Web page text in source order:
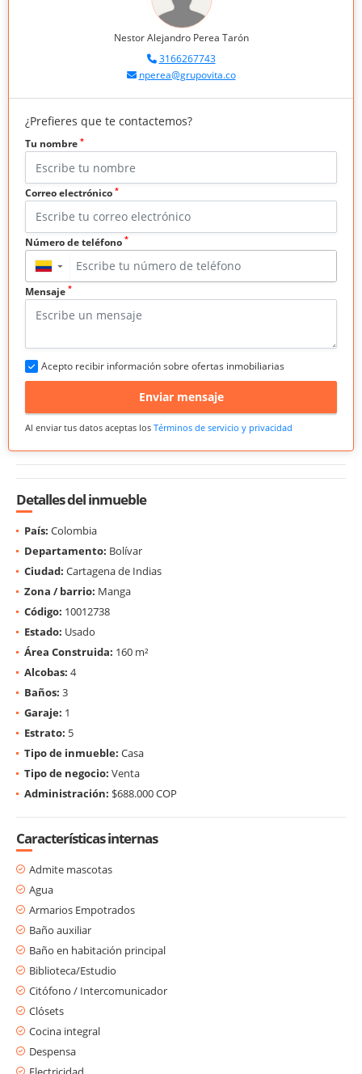
Nestor Alejandro Perea Tarón
3166267743
nperea@grupovita.co
¿Prefieres que te contactemos?
Tu nombre *
Correo electrónico *
Número de teléfono *
▼
Mensaje *
Acepto recibir información sobre ofertas inmobiliarias
Enviar mensaje
Al enviar tus datos aceptas los Términos de servicio y privacidad
Detalles del inmueble
País: Colombia
Departamento: Bolívar
Ciudad: Cartagena de Indias
Zona / barrio: Manga
Código: 10012738
Estado: Usado
Área Construida: 160 m²
Alcobas: 4
Baños: 3
Garaje: 1
Estrato: 5
Tipo de inmueble: Casa
Tipo de negocio: Venta
Administración: $688.000 COP
Características internas
Admite mascotas
Agua
Armarios Empotrados
Baño auxiliar
Baño en habitación principal
Biblioteca/Estudio
Citófono / Intercomunicador
Clósets
Cocina integral
Despensa